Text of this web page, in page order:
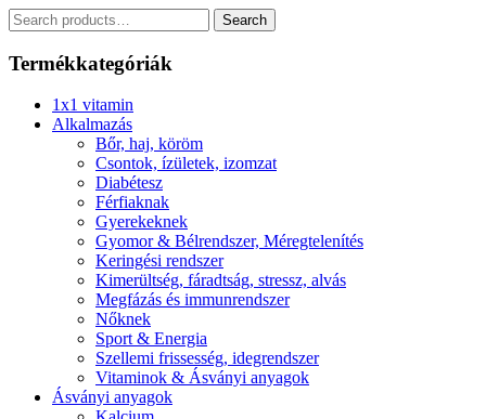
Search
for:
Search
Termékkategóriák
1x1 vitamin
Alkalmazás
Bőr, haj, köröm
Csontok, ízületek, izomzat
Diabétesz
Férfiaknak
Gyerekeknek
Gyomor & Bélrendszer, Méregtelenítés
Keringési rendszer
Kimerültség, fáradtság, stressz, alvás
Megfázás és immunrendszer
Nőknek
Sport & Energia
Szellemi frissesség, idegrendszer
Vitaminok & Ásványi anyagok
Ásványi anyagok